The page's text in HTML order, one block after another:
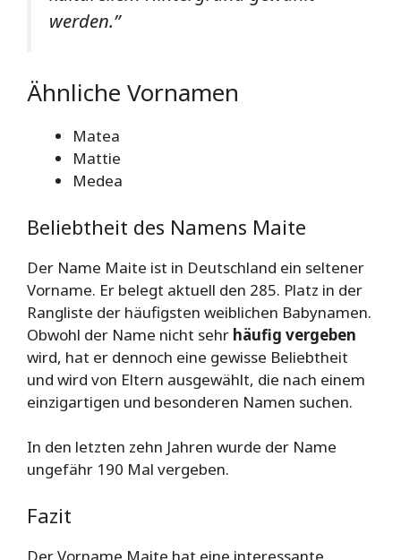
werden.”
Ähnliche Vornamen
Matea
Mattie
Medea
Beliebtheit des Namens Maite
Der Name Maite ist in Deutschland ein seltener
Vorname. Er belegt aktuell den 285. Platz in der
Rangliste der häufigsten weiblichen Babynamen.
Obwohl der Name nicht sehr häufig vergeben
wird, hat er dennoch eine gewisse Beliebtheit
und wird von Eltern ausgewählt, die nach einem
einzigartigen und besonderen Namen suchen.
In den letzten zehn Jahren wurde der Name
ungefähr 190 Mal vergeben.
Fazit
Der Vorname Maite hat eine interessante